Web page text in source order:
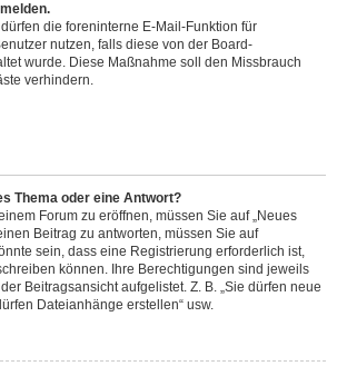
die foreninterne E-Mail-Funktion für
nutzen, falls diese von der Board-
wurde. Diese Maßnahme soll den Missbrauch
verhindern.
Thema oder eine Antwort?
Forum zu eröffnen, müssen Sie auf „Neues
Beitrag zu antworten, müssen Sie auf
sein, dass eine Registrierung erforderlich ist,
können. Ihre Berechtigungen sind jeweils
Beitragsansicht aufgelistet. Z. B. „Sie dürfen neue
Dateianhänge erstellen“ usw.